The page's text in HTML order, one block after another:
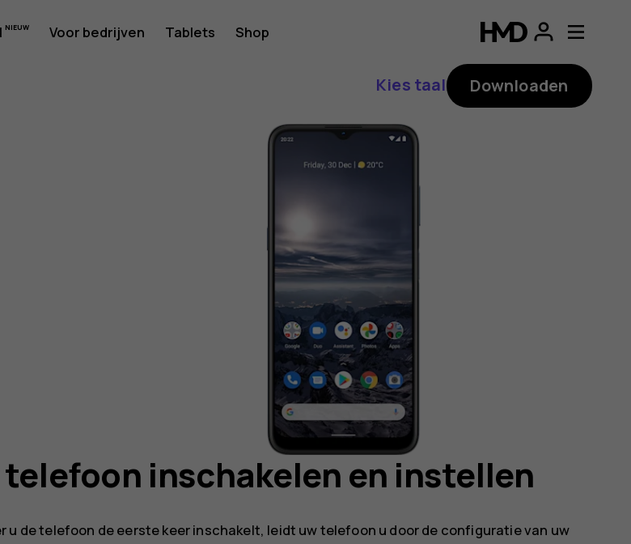
Voor bedrijven Tablets Shop
Kies taal Downloaden
telefoon inschakelen en instellen
u de telefoon de eerste keer inschakelt, leidt uw telefoon u door de configuratie van uw